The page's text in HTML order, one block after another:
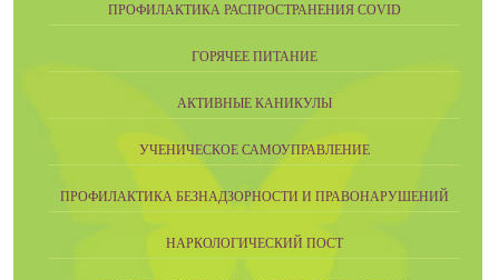
ПРОФИЛАКТИКА РАСПРОСТРАНЕНИЯ COVID
ГОРЯЧЕЕ ПИТАНИЕ
АКТИВНЫЕ КАНИКУЛЫ
УЧЕНИЧЕСКОЕ САМОУПРАВЛЕНИЕ
ПРОФИЛАКТИКА БЕЗНАДЗОРНОСТИ И ПРАВОНАРУШЕНИЙ
НАРКОЛОГИЧЕСКИЙ ПОСТ